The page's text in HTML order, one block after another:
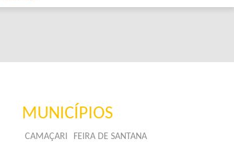
MUNICÍPIOS
CAMAÇARI FEIRA DE SANTANA